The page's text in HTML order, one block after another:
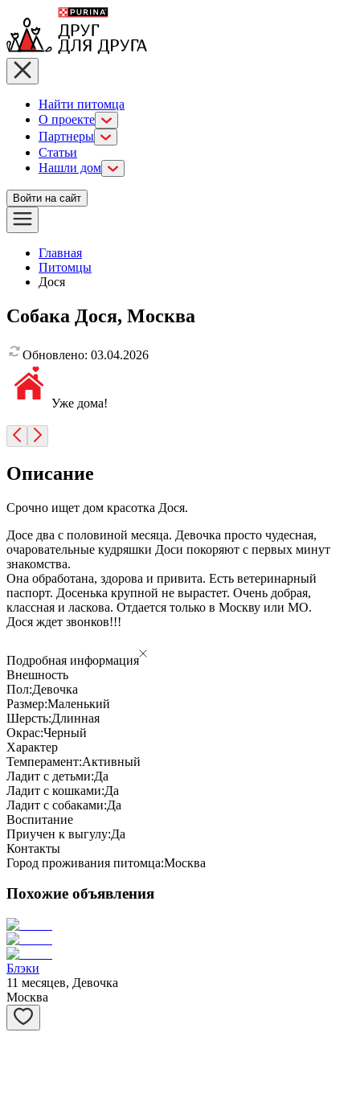
Найти питомца
О проекте
Партнеры
Статьи
Нашли дом
Войти на сайт
Главная
Питомцы
Дося
Собака Дося, Москва
Обновлено: 03.04.2026
Уже дома!
Описание
Срочно ищет дом красотка Дося.
Досе два с половиной месяца. Девочка просто чудесная,
очаровательные кудряшки Доси покоряют с первых минут
знакомства.
Она обработана, здорова и привита. Есть ветеринарный
паспорт. Досенька крупной не вырастет. Очень добрая,
классная и ласкова. Отдается только в Москву или МО.
Дося ждет звонков!!!
Подробная информация
Внешность
Пол:Девочка
Размер:Маленький
Шерсть:Длинная
Окрас:Черный
Характер
Темперамент:Активный
Ладит с детьми:Да
Ладит с кошками:Да
Ладит с собаками:Да
Воспитание
Приучен к выгулу:Да
Контакты
Город проживания питомца:Москва
Похожие объявления
Блэки
11 месяцев, Девочка
Москва